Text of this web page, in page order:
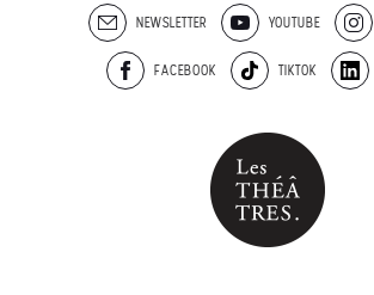
NEWSLETTER YOUTUBE
FACEBOOK TIKTOK